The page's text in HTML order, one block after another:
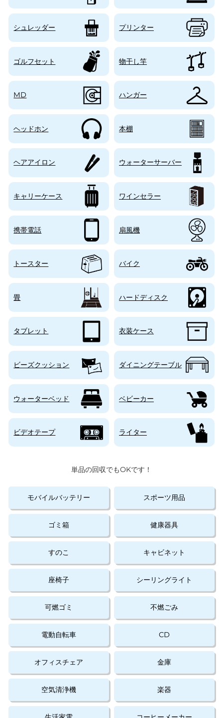
シュレッダー プリンター
ゴルフセット 物干し竿
MD ハンガー
ヘッドホン 本棚
ヘアアイロン ウォーターサーバー
キャリーケース ワインセラー
携帯電話 扇風機
トースター バイク
畳 ハードディスク
タブレット 衣装ケース
ビーズクッション ダイニングテーブル
ウォーターベッド ベビーカー
ビデオテープ ライター
単品の回収でもOKです！
モバイルバッテリー スポーツ用品
ゴミ箱 健康器具
すのこ キャビネット
座椅子 シーリングライト
可燃ゴミ 不燃ごみ
電動自転車 CD
オフィスチェア 金庫
空気清浄機 楽器